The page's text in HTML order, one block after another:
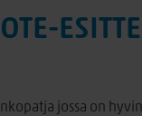
jossa on